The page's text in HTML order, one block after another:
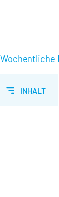
Wochentliche
INHALT